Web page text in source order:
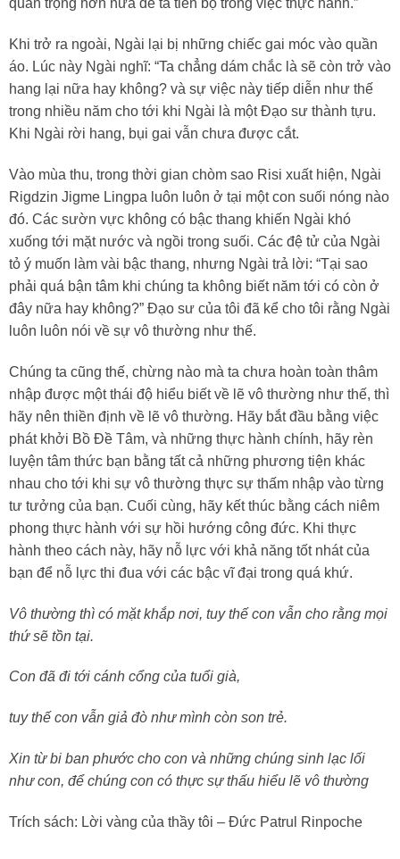
quan trọng hơn nữa để ta tiến bộ trong việc thực hành.”
Khi trở ra ngoài, Ngài lại bị những chiếc gai móc vào quần
áo. Lúc này Ngài nghĩ: “Ta chẳng dám chắc là sẽ còn trở vào
hang lại nữa hay không? và sự việc này tiếp diễn như thế
trong nhiều năm cho tới khi Ngài là một Đạo sư thành tựu.
Khi Ngài rời hang, bụi gai vẫn chưa được cắt.
Vào mùa thu, trong thời gian chòm sao Risi xuất hiện, Ngài
Rigdzin Jigme Lingpa luôn luôn ở tại một con suối nóng nào
đó. Các sườn vực không có bậc thang khiến Ngài khó
xuống tới mặt nước và ngồi trong suối. Các đệ tử của Ngài
tỏ ý muốn làm vài bậc thang, nhưng Ngài trả lời: “Tại sao
phải quá bận tâm khi chúng ta không biết năm tới có còn ở
đây nữa hay không?” Đạo sư của tôi đã kể cho tôi rằng Ngài
luôn luôn nói về sự vô thường như thế.
Chúng ta cũng thế, chừng nào mà ta chưa hoàn toàn thâm
nhập được một thái độ hiểu biết về lẽ vô thường như thế, thì
hãy nên thiền định về lẽ vô thường. Hãy bắt đầu bằng việc
phát khởi Bồ Đề Tâm, và những thực hành chính, hãy rèn
luyện tâm thức bạn bằng tất cả những phương tiện khác
nhau cho tới khi sự vô thường thực sự thấm nhập vào từng
tư tưởng của bạn. Cuối cùng, hãy kết thúc bằng cách niêm
phong thực hành với sự hồi hướng công đức. Khi thực
hành theo cách này, hãy nỗ lực với khả năng tốt nhát của
bạn để nỗ lực thi đua với các bậc vĩ đại trong quá khứ.
Vô thường thì có mặt khắp nơi, tuy thế con vẫn cho rằng mọi
thứ sẽ tồn tại.
Con đã đi tới cánh cổng của tuổi già,
tuy thế con vẫn giả đò như mình còn son trẻ.
Xin từ bi ban phước cho con và những chúng sinh lạc lối
như con, để chúng con có thực sự thấu hiểu lẽ vô thường
Trích sách: Lời vàng của thầy tôi – Đức Patrul Rinpoche